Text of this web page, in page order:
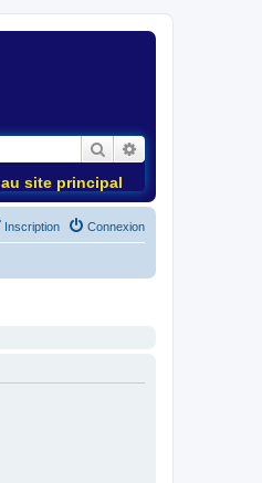
Rechercher
site principal
Connexion
Inscription